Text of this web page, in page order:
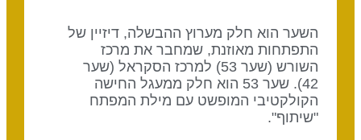
השער הוא חלק מערוץ ההבשלה, דיזיין של
התפתחות מאוזנת, שמחבר את מרכז
השורש (שער 53) למרכז הסקראל (שער
42). שער 53 הוא חלק ממעגל החישה
הקולקטיבי המופשט עם מילת המפתח
"שיתוף".